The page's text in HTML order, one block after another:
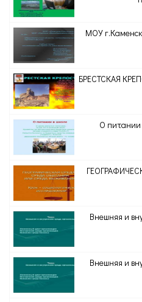
МОУ
БРЕСТСКАЯ
О питании
Внешняя и
Внешняя и